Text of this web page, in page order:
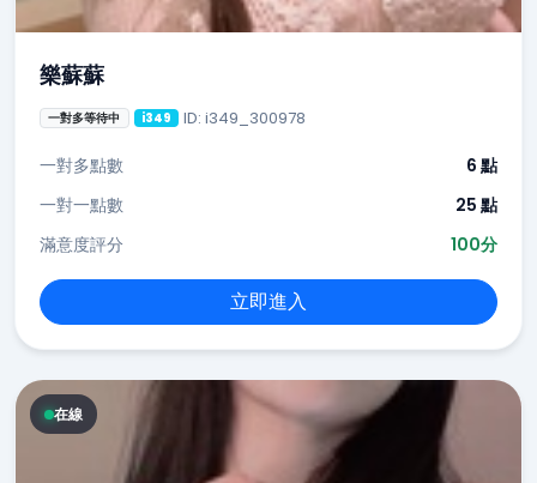
樂蘇蘇
一對多等待中 i349 ID: i349_300978
一對多點數
6 點
一對一點數
25 點
滿意度評分
100分
立即進入
在線